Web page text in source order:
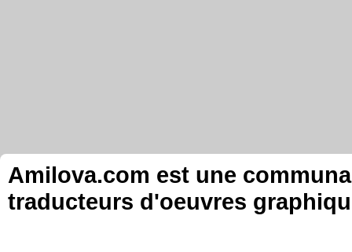
Amilova.com est une
traducteurs d'oeuvres